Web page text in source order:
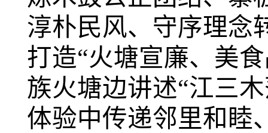
淳朴民风、守序理念
打造“火塘宣廉、美
族火塘边讲述“江三
体验中传递邻里和睦